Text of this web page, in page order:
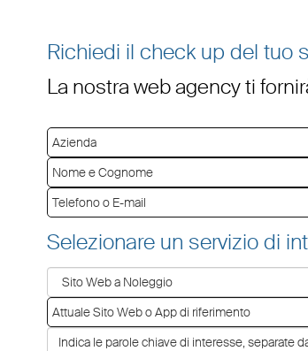
Richiedi il check up del tuo
La nostra web agency ti
Selezionare un servizio di